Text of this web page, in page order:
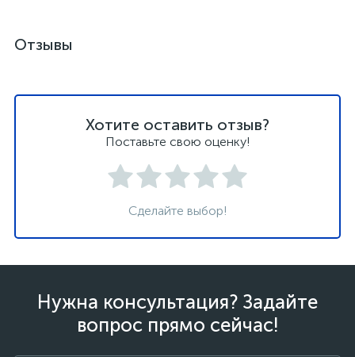
Отзывы
Хотите оставить отзыв?
Поставьте свою оценку!
Сделайте выбор!
Нужна консультация? Задайте
вопрос прямо сейчас!